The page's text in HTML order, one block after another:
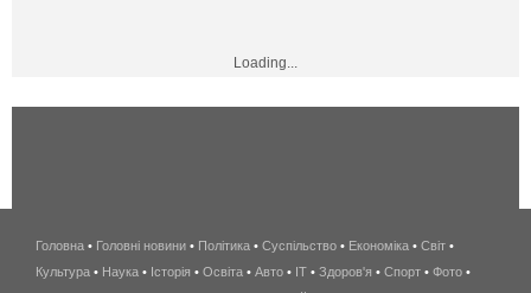
Loading...
беспроводной
интернет
Головна • Головні новини • Політика • Суспільство • Економіка • Світ •
Культура • Наука • Історія • Освіта • Авто • IT • Здоров'я • Спорт • Фото •